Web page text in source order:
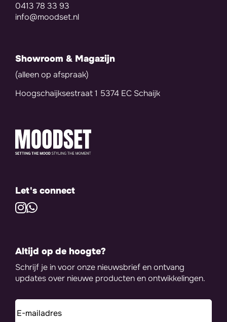
0413 78 33 93
info@moodset.nl
Showroom & Magazijn
(alleen op afspraak)
Hoogschaijksestraat 1 5374 EC Schaijk
Let's connect
Altijd op de hoogte?
Schrijf je in voor onze nieuwsbrief en ontvang
updates over nieuwe producten en ontwikkelingen.